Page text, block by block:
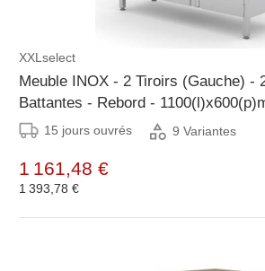
XXLselect
Meuble INOX - 2 Tiroirs (Gauche) -
Battantes - Rebord -
9 Largeurs
15 jours ouvrés 9 Variantes
1 161,48 €
1 393,78 €